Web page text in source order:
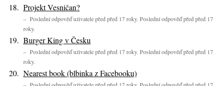
Projekt Vesničan?
– Poslední odpověď uživatele před před 17 roky. Poslední odpověď před před 17
roky.
Burger King v Česku
– Poslední odpověď uživatele před před 17 roky. Poslední odpověď před před 17
roky.
Nearest book (blbinka z Facebooku)